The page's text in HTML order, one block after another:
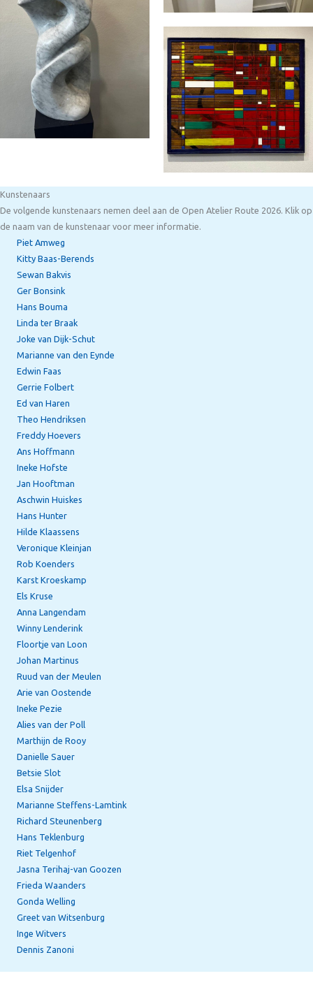
Kunstenaars
De volgende kunstenaars nemen deel aan de Open Atelier Route 2026. Klik op
de naam van de kunstenaar voor meer informatie.
Piet Amweg
Kitty Baas-Berends
Sewan Bakvis
Ger Bonsink
Hans Bouma
Linda ter Braak
Joke van Dijk-Schut
Marianne van den Eynde
Edwin Faas
Gerrie Folbert
Ed van Haren
Theo Hendriksen
Freddy Hoevers
Ans Hoffmann
Ineke Hofste
Jan Hooftman
Aschwin Huiskes
Hans Hunter
Hilde Klaassens
Veronique Kleinjan
Rob Koenders
Karst Kroeskamp
Els Kruse
Anna Langendam
Winny Lenderink
Floortje van Loon
Johan Martinus
Ruud van der Meulen
Arie van Oostende
Ineke Pezie
Alies van der Poll
Marthijn de Rooy
Danielle Sauer
Betsie Slot
Elsa Snijder
Marianne Steffens-Lamtink
Richard Steunenberg
Hans Teklenburg
Riet Telgenhof
Jasna Terihaj-van Goozen
Frieda Waanders
Gonda Welling
Greet van Witsenburg
Inge Witvers
Dennis Zanoni